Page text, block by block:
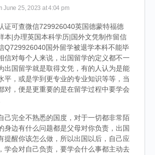
June 25, 2023 at 4:04 pm
证可查微信729926040英国德蒙特福德
本|办理英国本科学历|国外文凭制作留信
Q729926040国外留学被退学本科不能毕
信对每个人来说，出国留学的定义都不一
出国留学就是取得文凭，有的人认为是能
平，或是学到更专业的专业知识等等，当
对，便是更重要的是在留学过程中要学会
己完全不熟悉的国度，对于一切都非常陌
身边有什么问题都是父母对你负责，出国
提醒你该怎么做，所以出国以后，自己应
学会对自己负责，要学会什么事都主动去